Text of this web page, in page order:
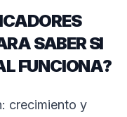
SABER SI
FUNCIONA?
crecimiento y